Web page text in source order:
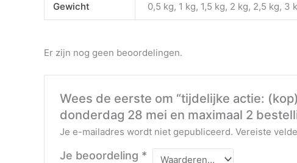
Gewicht 0,5 kg, 1 kg, 1,5 kg, 2 kg, 2,5 kg, 3
Er zijn nog geen beoordelingen.
Wees de eerste om “tijdelijke actie:
donderdag 28 mei en maximaal 2
Je e-mailadres wordt niet gepubliceerd. Vereiste
Je beoordeling *